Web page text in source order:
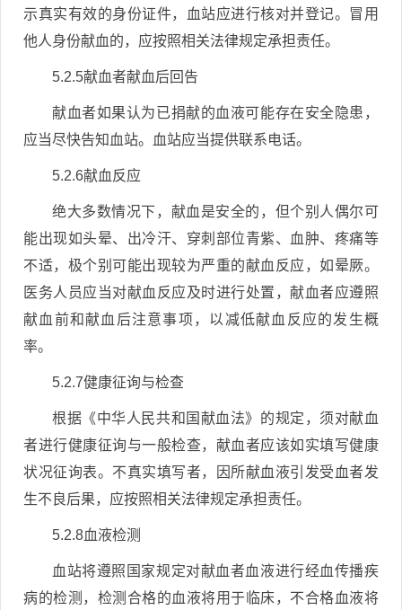
示真实有效的身份证件，血站应进行核对并登记。冒用
他人身份献血的，应按照相关法律规定承担责任。
5.2.5献血者献血后回告
献血者如果认为已捐献的血液可能存在安全隐患，
应当尽快告知血站。血站应当提供联系电话。
5.2.6献血反应
绝大多数情况下，献血是安全的，但个别人偶尔可
能出现如头晕、出冷汗、穿刺部位青紫、血肿、疼痛等
不适，极个别可能出现较为严重的献血反应，如晕厥。
医务人员应当对献血反应及时进行处置，献血者应遵照
献血前和献血后注意事项，以减低献血反应的发生概
率。
5.2.7健康征询与检查
根据《中华人民共和国献血法》的规定，须对献血
者进行健康征询与一般检查，献血者应该如实填写健康
状况征询表。不真实填写者，因所献血液引发受血者发
生不良后果，应按照相关法律规定承担责任。
5.2.8血液检测
血站将遵照国家规定对献血者血液进行经血传播疾
病的检测，检测合格的血液将用于临床，不合格血液将